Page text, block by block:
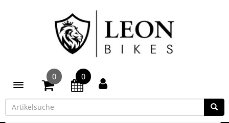
Toggle navigation
0 0